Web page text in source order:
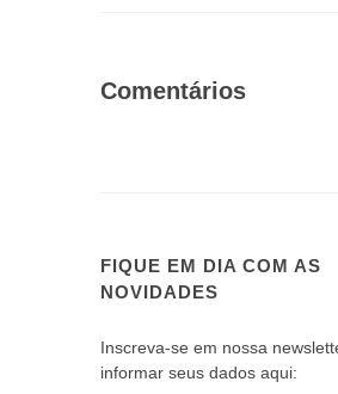
Comentários
FIQUE EM DIA COM AS
NOVIDADES
Inscreva-se em nossa
informar seus dados aqui: